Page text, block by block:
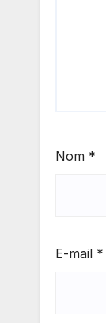
Nom *
E-mail *